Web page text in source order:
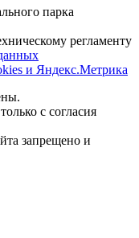
парка
регламенту
и Яндекс.Метрика
с согласия
запрещено и